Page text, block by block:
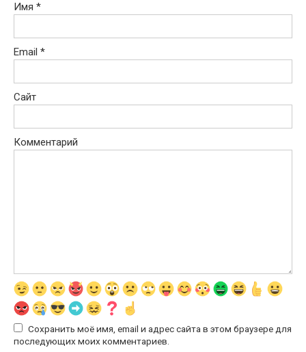
Имя *
Email *
Сайт
Комментарий
Сохранить моё имя, email и адрес сайта в этом браузере для
последующих моих комментариев.